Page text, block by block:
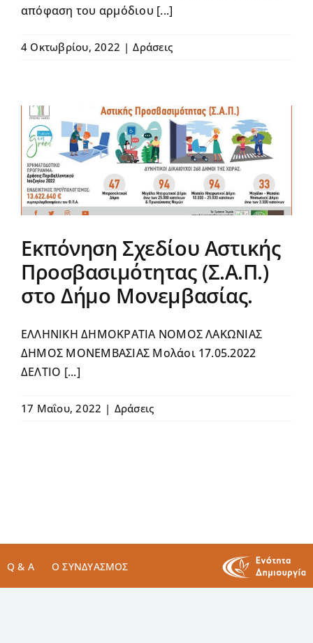
απόφαση του αρμόδιου [...]
4 Οκτωβρίου, 2022 | Δράσεις
Εκπόνηση Σχεδίου Αστικής
Προσβασιμότητας (Σ.Α.Π.)
στο Δήμο Μονεμβασίας.
ΕΛΛΗΝΙΚΗ ΔΗΜΟΚΡΑΤΙΑ ΝΟΜΟΣ ΛΑΚΩΝΙΑΣ
ΔΗΜΟΣ ΜΟΝΕΜΒΑΣΙΑΣ Μολάοι 17.05.2022
ΔΕΛΤΙΟ [...]
17 Μαΐου, 2022 | Δράσεις
Q & A Ο ΣΥΝΔΥΑΣΜΌΣ